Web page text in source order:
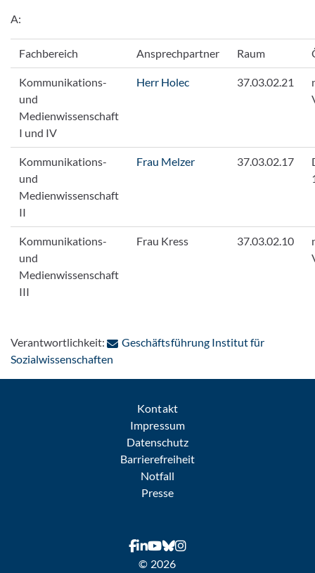
A:
Fachbereich Ansprechpartner Raum
Kommunikations-
und
Medienwissenschaft
I und IV
Herr Holec 37.03.02.21
Kommunikations-
und
Medienwissenschaft
II
Frau Melzer 37.03.02.17
Kommunikations-
und
Medienwissenschaft
III
Frau Kress 37.03.02.10
Verantwortlichkeit:
Geschäftsführung Institut für
Sozialwissenschaften
Kontakt
Impressum
Datenschutz
Barrierefreiheit
Notfall
Presse
© 2026